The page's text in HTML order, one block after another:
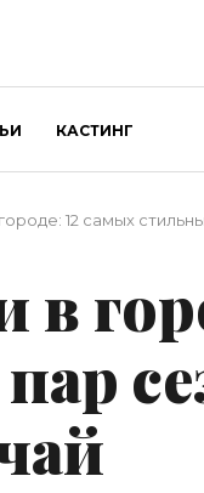
КАСТИНГ
12 самых
в